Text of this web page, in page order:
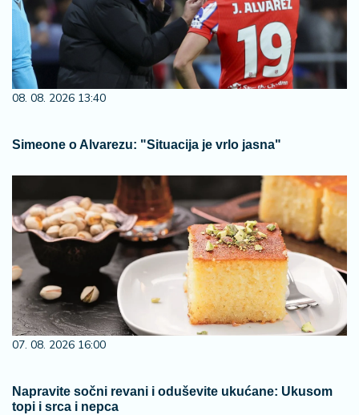
08. 08. 2026 13:40
Simeone o Alvarezu: "Situacija je vrlo jasna"
07. 08. 2026 16:00
Napravite sočni revani i oduševite ukućane: Ukusom
topi i srca i nepca